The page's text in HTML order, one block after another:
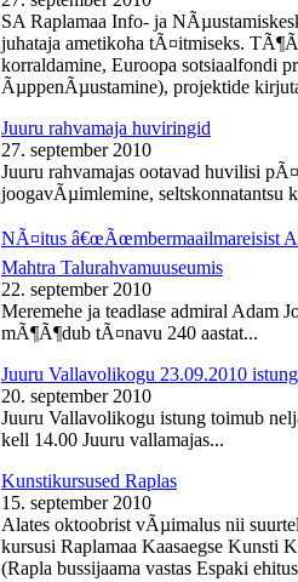
SA Raplamaa Info- ja
juhataja ametikoha tÃ¤itmiseks.
korraldamine, Euroopa sotsiaalfondi
ÃµppenÃµustamine), projektide
Juuru rahvamaja huviringid
27. september 2010
Juuru rahvamajas ootavad huvilisi
joogavÃµimlemine, seltskonnatantsu
NÃ¤itus â€œÃœmbermaailmareisist
Mahtra Talurahvamuuseumis
22. september 2010
Meremehe ja teadlase admiral Adam
mÃ¶Ã¶dub tÃ¤navu 240 aastat...
Juuru Vallavolikogu 23.09.2010 istung
20. september 2010
Juuru Vallavolikogu istung toimub
kell 14.00 Juuru vallamajas...
Kunstikursused Raplas
15. september 2010
Alates oktoobrist vÃµimalus nii
kursusi Raplamaa Kaasaegse Kunsti
(Rapla bussijaama vastas Espaki